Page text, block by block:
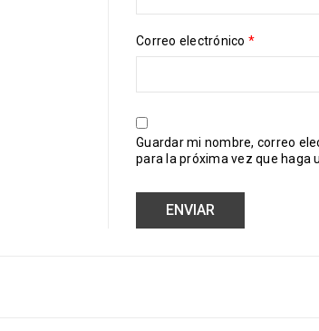
Correo electrónico *
Guardar mi nombre, correo
para la próxima vez que haga